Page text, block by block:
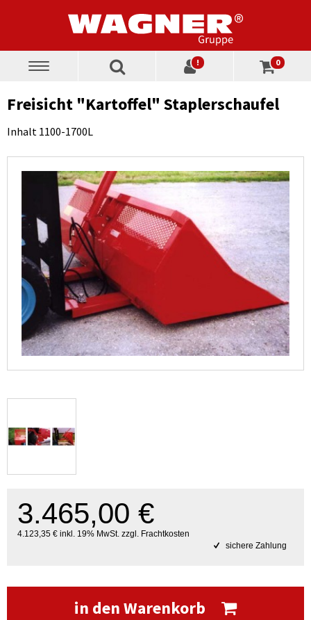
Toggle
! 0
Freisicht "Kartoffel" Staplerschaufel
Inhalt 1100-1700L
3.465,00 €
4.123,35 € inkl. 19% MwSt. zzgl. Frachtkosten
sichere Zahlung
in den Warenkorb